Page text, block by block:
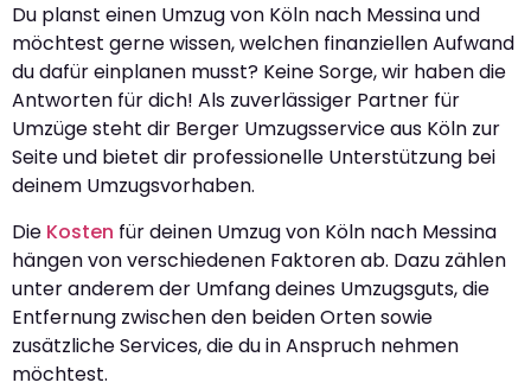
Du planst einen Umzug von Köln nach Messina und
möchtest gerne wissen, welchen finanziellen Aufwand
du dafür einplanen musst? Keine Sorge, wir haben die
Antworten für dich! Als zuverlässiger Partner für
Umzüge steht dir Berger Umzugsservice aus Köln zur
Seite und bietet dir professionelle Unterstützung bei
deinem Umzugsvorhaben.
Die Kosten für deinen Umzug von Köln nach Messina
hängen von verschiedenen Faktoren ab. Dazu zählen
unter anderem der Umfang deines Umzugsguts, die
Entfernung zwischen den beiden Orten sowie
zusätzliche Services, die du in Anspruch nehmen
möchtest.